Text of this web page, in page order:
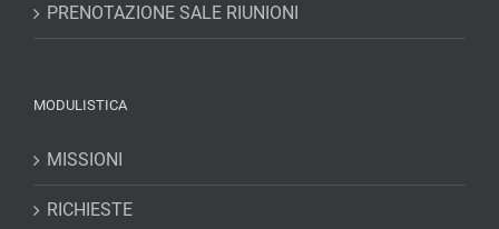
PRENOTAZIONE SALE RIUNIONI
MODULISTICA
MISSIONI
RICHIESTE